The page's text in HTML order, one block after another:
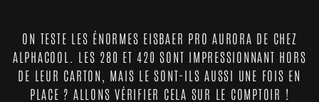
ON TESTE LES ÉNORMES EISBAER PRO AURORA DE CHEZ
ALPHACOOL. LES 280 ET 420 SONT IMPRESSIONNANT HORS
DE LEUR CARTON, MAIS LE SONT-ILS AUSSI UNE FOIS EN
PLACE ? ALLONS VÉRIFIER CELA SUR LE COMPTOIR !